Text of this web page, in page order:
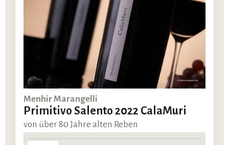
Menhir Marangelli
Primitivo Salento 2022 CalaMuri
von über 80 Jahre alten Reben